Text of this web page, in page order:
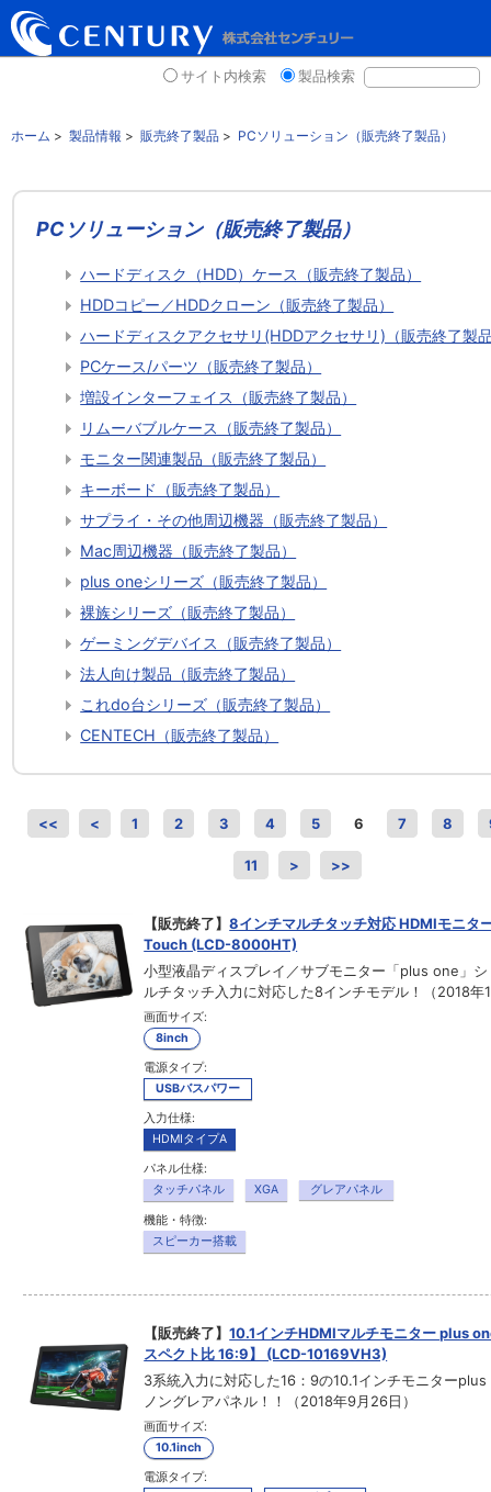
サイト内検索 製品検索
ホーム > 製品情報 > 販売終了製品 > PCソリューション（販売終了製品）
PCソリューション（販売終了製品）
ハードディスク（HDD）ケース（販売終了製品）
HDDコピー／HDDクローン（販売終了製品）
ハードディスクアクセサリ(HDDアクセサリ)（販売終了製
PCケース/パーツ（販売終了製品）
増設インターフェイス（販売終了製品）
リムーバブルケース（販売終了製品）
モニター関連製品（販売終了製品）
キーボード（販売終了製品）
サプライ・その他周辺機器（販売終了製品）
Mac周辺機器（販売終了製品）
plus oneシリーズ（販売終了製品）
裸族シリーズ（販売終了製品）
ゲーミングデバイス（販売終了製品）
法人向け製品（販売終了製品）
これdo台シリーズ（販売終了製品）
CENTECH（販売終了製品）
<< < 1 2 3 4 5 6 7 8
11 > >>
【販売終了】8インチマルチタッチ対応 HDMIモニタ
Touch (LCD-8000HT)
小型液晶ディスプレイ／サブモニター「plus one」
ルチタッチ入力に対応した8インチモデル！（2018年
画面サイズ:
8inch
電源タイプ:
USBバスパワー
入力仕様:
HDMIタイプA
パネル仕様:
タッチパネル
XGA グレアパネル
機能・特徴:
スピーカー搭載
【販売終了】10.1インチHDMIマルチモニター plus
スペクト比 16:9】 (LCD-10169VH3)
3系統入力に対応した16：9の10.1インチモニター
ノングレアパネル！！（2018年9月26日）
画面サイズ:
10.1inch
電源タイプ: